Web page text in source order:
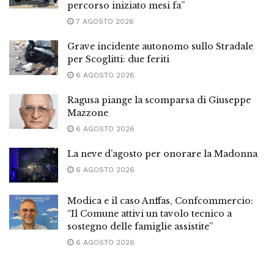
percorso iniziato mesi fa”
7 AGOSTO 2026
Grave incidente autonomo sullo Stradale
per Scoglitti: due feriti
6 AGOSTO 2026
Ragusa piange la scomparsa di Giuseppe
Mazzone
6 AGOSTO 2026
La neve d’agosto per onorare la Madonna
6 AGOSTO 2026
Modica e il caso Anffas, Confcommercio:
“Il Comune attivi un tavolo tecnico a
sostegno delle famiglie assistite”
6 AGOSTO 2026